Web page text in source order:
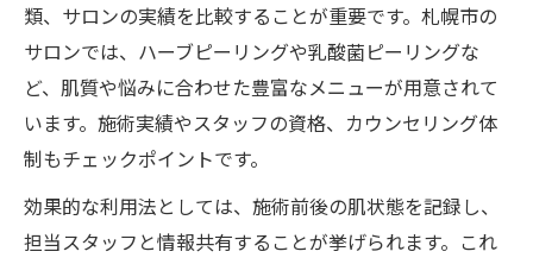
類、サロンの実績を比較することが重要です。札幌市の
サロンでは、ハーブピーリングや乳酸菌ピーリングな
ど、肌質や悩みに合わせた豊富なメニューが用意されて
います。施術実績やスタッフの資格、カウンセリング体
制もチェックポイントです。
効果的な利用法としては、施術前後の肌状態を記録し、
担当スタッフと情報共有することが挙げられます。これ